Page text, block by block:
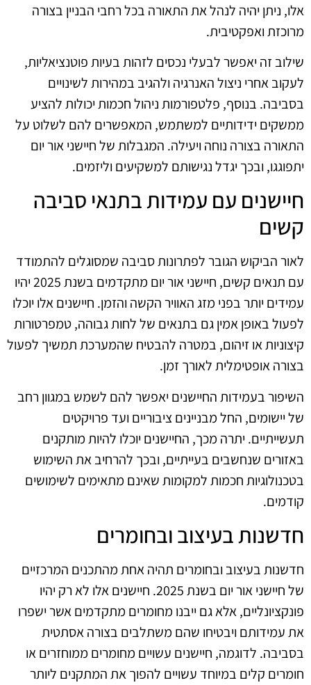
אלו, ניתן יהיה לנהל את התאורה בכל רחבי הבניין בצורה
מרוכזת ואפקטיבית.
שילוב זה יאפשר לבעלי נכסים לזהות בעיות פוטנציאליות,
לעקוב אחרי ניצול האנרגיה ולהגיב במהירות לשינויים
בסביבה. בנוסף, פלטפורמות ניהול חכמות יכולות להציע
ממשקים ידידותיים למשתמש, המאפשרים להם לשלוט על
התאורה בצורה נוחה ויעילה. המגבלות של חיישני אור יום
יתפוגגו, ובכך יגדל נגישותם למשקיעים וליזמים.
חיישנים עם עמידות בתנאי סביבה
קשים
לאור הביקוש הגובר לפתרונות סביבה שמסוגלים להתמודד
עם תנאים קשים, חיישני אור יום מתקדמים בשנת 2025 יהיו
עמידים יותר בפני מזג האוויר הקשה והזמן. חיישנים אלו יוכלו
לפעול באופן אמין גם בתנאים של לחות גבוהה, טמפרטורות
קיצוניות או זיהום, במטרה להבטיח שהמערכת תמשיך לפעול
בצורה אופטימלית לאורך זמן.
השיפור בעמידות החיישנים יאפשר להם לשמש במגוון רחב
של יישומים, החל מבניינים ציבוריים ועד פרויקטים
תעשייתיים. יתרה מכך, החיישנים יוכלו להיות מותקנים
באזורים שנחשבים בעייתיים, ובכך להרחיב את השימוש
בטכנולוגיות חכמות למקומות שאינם מתאימים לשימושים
קודמים.
חדשנות בעיצוב ובחומרים
חדשנות בעיצוב ובחומרים תהיה אחת מהתכנים המרכזיים
של חיישני אור יום בשנת 2025. חיישנים אלו לא רק יהיו
פונקציונליים, אלא גם ייבנו מחומרים מתקדמים אשר ישפרו
את עמידותם ויבטיחו שהם משתלבים בצורה אסתטית
בסביבה. לדוגמה, חיישנים עשויים מחומרים ממוחזרים או
חומרים קלים במיוחד עשויים להפוך את המתקנים ליותר